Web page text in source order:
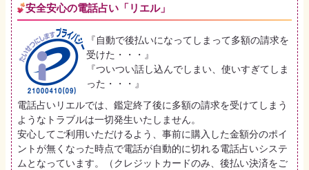
安全安心の電話占い「リエル」
『自動で後払いになってしまって多額の請求を
受けた・・・』
『ついつい話し込んでしまい、使いすぎてしま
った・・・』
電話占いリエルでは、鑑定終了後に多額の請求を受けてしまう
ようなトラブルは一切発生いたしません。
安心してご利用いただけるよう、事前に購入した金額分のポイ
ントが無くなった時点で電話が自動的に切れる電話占いシステ
ムとなっています。（クレジットカードのみ、後払い決済をご